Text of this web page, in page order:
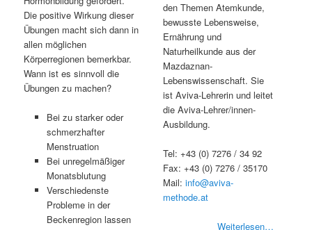
Die positive Wirkung dieser
Übungen macht sich dann in
allen möglichen
Körperregionen bemerkbar.
Wann ist es sinnvoll die
Übungen zu machen?
Bei zu starker oder
schmerzhafter
Menstruation
Bei unregelmäßiger
Monatsblutung
Verschiedenste
Probleme in der
Beckenregion lassen
den Themen Atemkunde,
bewusste Lebensweise,
Ernährung und
Naturheilkunde aus der
Mazdaznan-
Lebenswissenschaft. Sie
ist Aviva-Lehrerin und leitet
die Aviva-Lehrer/innen-
Ausbildung.
Tel: +43 (0) 7276 / 34 92
Fax: +43 (0) 7276 / 35170
Mail:info@aviva-
methode.at
Weiterlesen…